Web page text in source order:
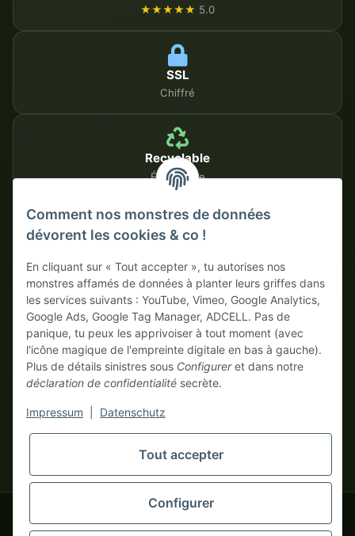
★★★★★ 5.0
SSL
Chiffré
Recyclable
Écologique
MÉTHODES DE PAIEMENT SÉCURISÉES
Sur facture Paiement anticipé avec escompte
vrais monstres business commandent ! Vente uniquement aux
entrepreneurs (§ 14 BGB), aucun client particulier (§ 13 BGB).
Les prix en devises étrangères sont indicatifs et se basent sur le
taux de change actuel. La devise contractuelle est l'euro (EUR).
© 2020-2026 tapemonster - Tous droits réservés. Design by
Comment nos monstres de données
dévorent les cookies & co !
En cliquant sur « Tout accepter », tu autorises nos
monstres affamés de données à planter leurs griffes dans
les services suivants : YouTube, Vimeo, Google Analytics,
Google Ads, Google Tag Manager, ADCELL. Pas de
panique, tu peux les apprivoiser à tout moment (avec
l'icône magique de l'empreinte digitale en bas à gauche).
Plus de détails sinistres sous Configureret dans notre
déclaration de confidentialité secrète.
Impressum Datenschutz
Tout accepter
Configurer